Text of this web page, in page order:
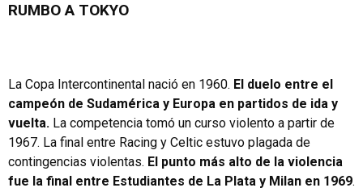
RUMBO A TOKYO
La Copa Intercontinental nació en 1960. El duelo entre el
campeón de Sudamérica y Europa en partidos de ida y
vuelta. La competencia tomó un curso violento a partir de
1967. La final entre Racing y Celtic estuvo plagada de
contingencias violentas. El punto más alto de la violencia
fue la final entre Estudiantes de La Plata y Milan en 1969.